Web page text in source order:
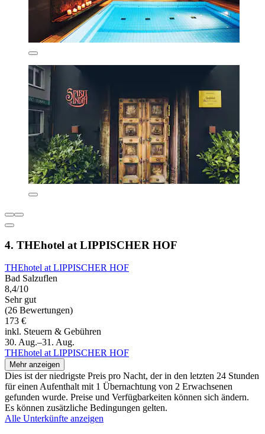
4. THEhotel at LIPPISCHER HOF
THEhotel at LIPPISCHER HOF
Bad Salzuflen
8,4/10
Sehr gut
(26 Bewertungen)
173 €
inkl. Steuern & Gebühren
30. Aug.–31. Aug.
THEhotel at LIPPISCHER HOF
Mehr anzeigen
Dies ist der niedrigste Preis pro Nacht, der in den letzten 24 Stunden
für einen Aufenthalt mit 1 Übernachtung von 2 Erwachsenen
gefunden wurde. Preise und Verfügbarkeiten können sich ändern.
Es können zusätzliche Bedingungen gelten.
Alle Unterkünfte anzeigen